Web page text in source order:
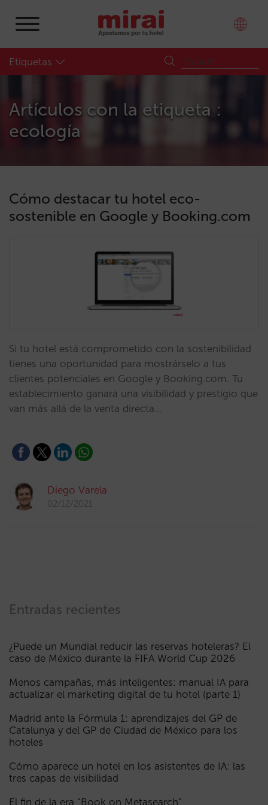
Etiquetas
Artículos con la etiqueta :
ecología
Cómo destacar tu hotel eco-
sostenible en Google y Booking.com
Si tu hotel está comprometido con la sostenibilidad
tienes una oportunidad para mostrárselo a tus
clientes potenciales en Google y Booking.com. Tu
establecimiento ganará una visibilidad y prestigio que
van más allá de la venta directa…
Diego Varela
02/12/2021
Entradas recientes
¿Puede un Mundial reducir las reservas hoteleras? El
caso de México durante la FIFA World Cup 2026
Menos campañas, más inteligentes: manual IA para
actualizar el marketing digital de tu hotel (parte 1)
Madrid ante la Fórmula 1: aprendizajes del GP de
Catalunya y del GP de Ciudad de México para los
hoteles
Cómo aparece un hotel en los asistentes de IA: las
tres capas de visibilidad
El fin de la era “Book on Metasearch”